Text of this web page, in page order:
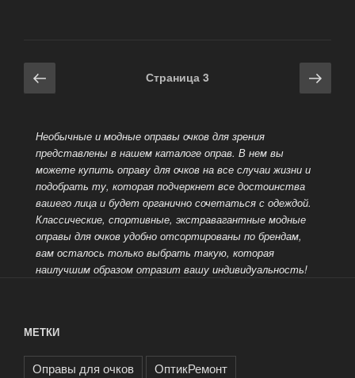
Навигация
по
Предыдущая
страница
Страница 3
Необычные и модные оправы очков для зрения
представлены в нашем каталоге оправ. В нем вы
можете купить оправу для очков на все случаи жизни и
подобрать ту, которая подчеркнет все достоинства
вашего лица и будет органично сочетаться с одеждой.
Классические, спортивные, экстравагантные модные
оправы для очков удобно отсортированы по брендам,
вам осталось только выбрать такую, которая
наилучшим образом отразит вашу индивидуальность!
МЕТКИ
Оправы для очков
ОптикРемонт